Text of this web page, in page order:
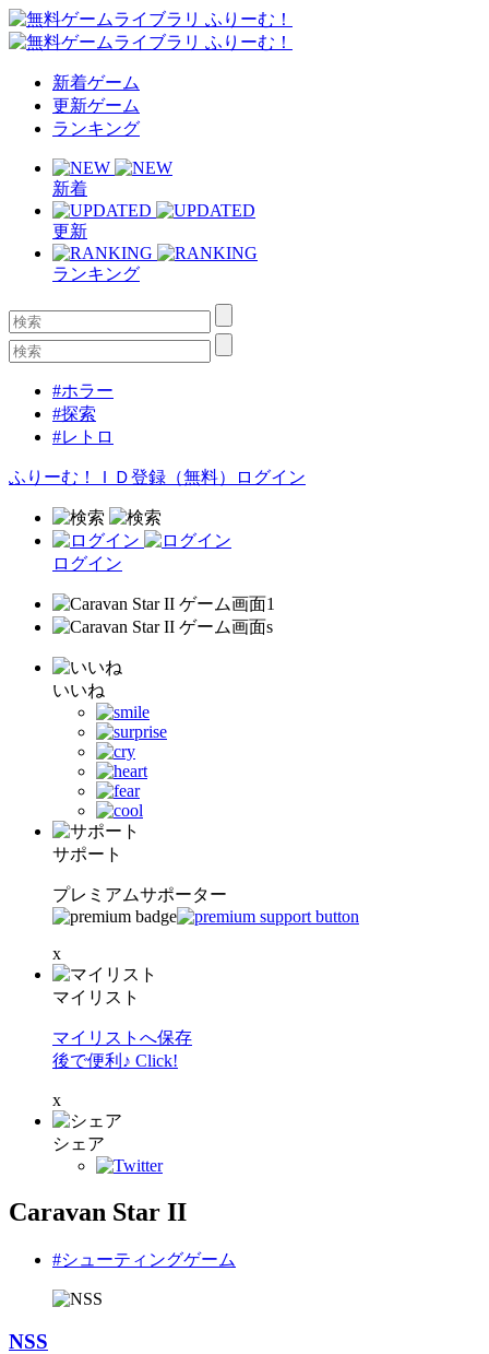
新着ゲーム
更新ゲーム
ランキング
新着
更新
ランキング
#ホラー
#探索
#レトロ
ふりーむ！ＩＤ登録（無料） ログイン
ログイン
いいね
サポート
プレミアムサポーター
x
マイリスト
マイリストへ保存
後で便利♪ Click!
x
シェア
Caravan Star II
#シューティングゲーム
NSS